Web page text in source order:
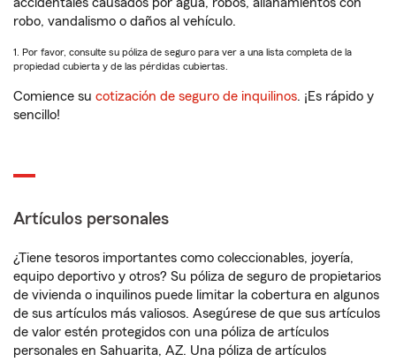
robo, vandalismo o daños al vehículo.
1. Por favor, consulte su póliza de seguro para ver a una lista completa de la
propiedad cubierta y de las pérdidas cubiertas.
Comience su cotización de seguro de inquilinos. ¡Es rápido y
sencillo!
Artículos personales
¿Tiene tesoros importantes como coleccionables, joyería,
equipo deportivo y otros? Su póliza de seguro de propietarios
de vivienda o inquilinos puede limitar la cobertura en algunos
de sus artículos más valiosos. Asegúrese de que sus artículos
de valor estén protegidos con una póliza de artículos
personales en Sahuarita, AZ. Una póliza de artículos